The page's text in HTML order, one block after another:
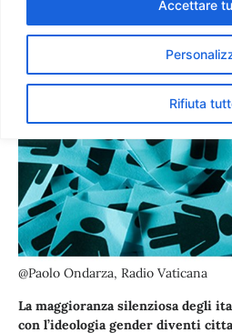
Rifiuta
Accettare
@Paolo Ondarza, Radio Vaticana
La maggioranza silenziosa degli
con l’ideologia gender diventi